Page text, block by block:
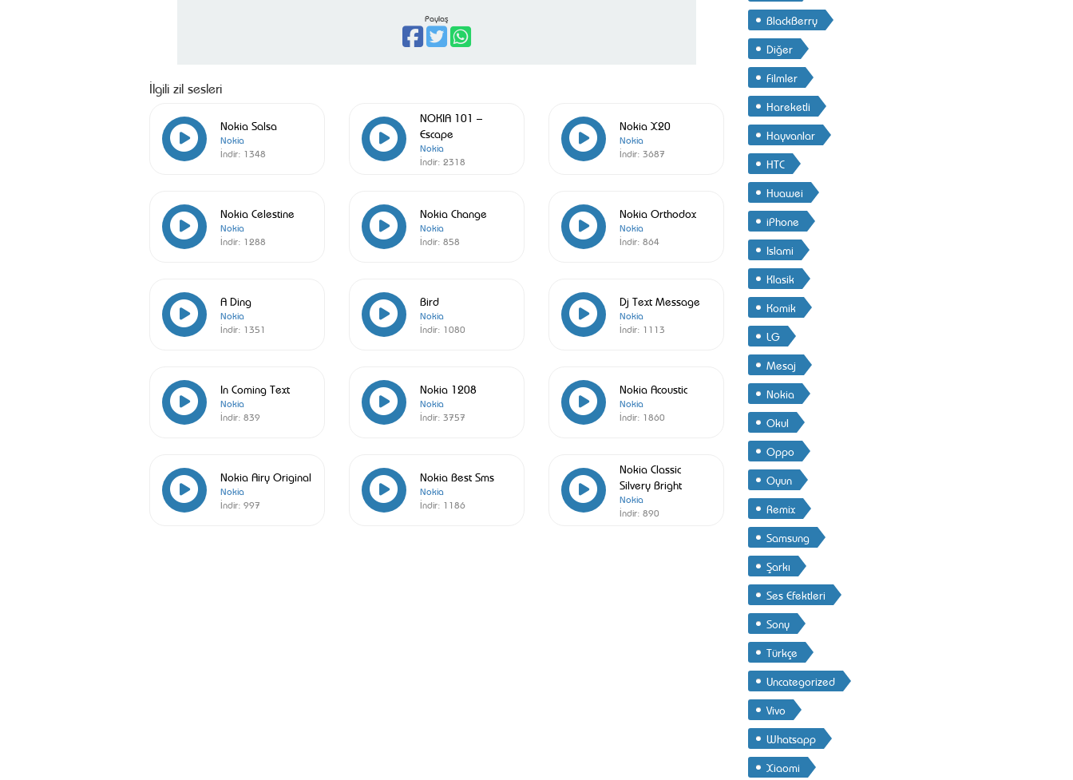
Paylaş
İlgili zil sesleri
Nokia Salsa
Nokia
İndir: 1348
NOKIA 101 –
Escape
Nokia
İndir: 2318
Nokia X20
Nokia
İndir: 3687
Nokia Celestine
Nokia
İndir: 1288
Nokia Change
Nokia
İndir: 858
Nokia Orthodox
Nokia
İndir: 864
A Ding
Nokia
İndir: 1351
Bird
Nokia
İndir: 1080
Dj Text Message
Nokia
İndir: 1113
In Coming Text
Nokia
İndir: 839
Nokia 1208
Nokia
İndir: 3757
Nokia Acoustic
Nokia
İndir: 1860
Nokia Airy Original
Nokia
İndir: 997
Nokia Best Sms
Nokia
İndir: 1186
Nokia Classic
Silvery Bright
Nokia
İndir: 890
BlackBerry
Diğer
Filmler
Hareketli
Hayvanlar
HTC
Huawei
iPhone
Islami
Klasik
Komik
LG
Mesaj
Nokia
Okul
Oppo
Oyun
Remix
Samsung
Şarkı
Ses Efektleri
Sony
Türkçe
Uncategorized
Vivo
Whatsapp
Xiaomi